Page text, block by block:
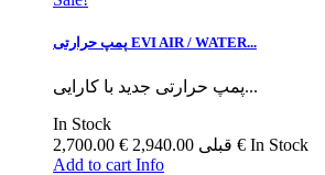
پمپ حرارتی EVI AIR / WATER...
پمپ حرارتی جدید با کارایی...
In Stock
2,700.00 €
قبلی 2,940.00 € In Stock
Add to cart Info